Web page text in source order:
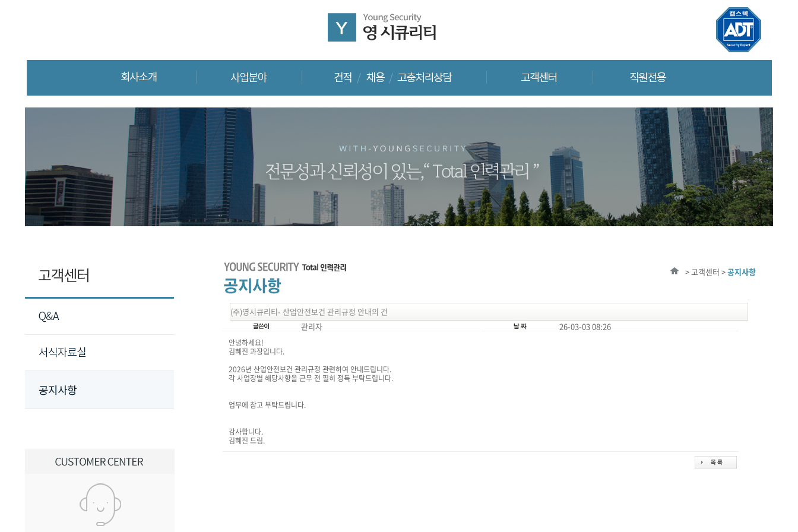
> 고객센터 >공지사항
(주)영시큐리티- 산업안전보건 관리규정 안내의 건
관리자
26-03-03 08:26
안녕하세요!
김혜진 과장입니다.
2026년 산업안전보건 관리규정 관련하여 안내드립니다.
각 사업장별 해당사항을 근무 전 필히 정독 부탁드립니다.
업무에 참고 부탁드립니다.
감사합니다.
김혜진 드림.